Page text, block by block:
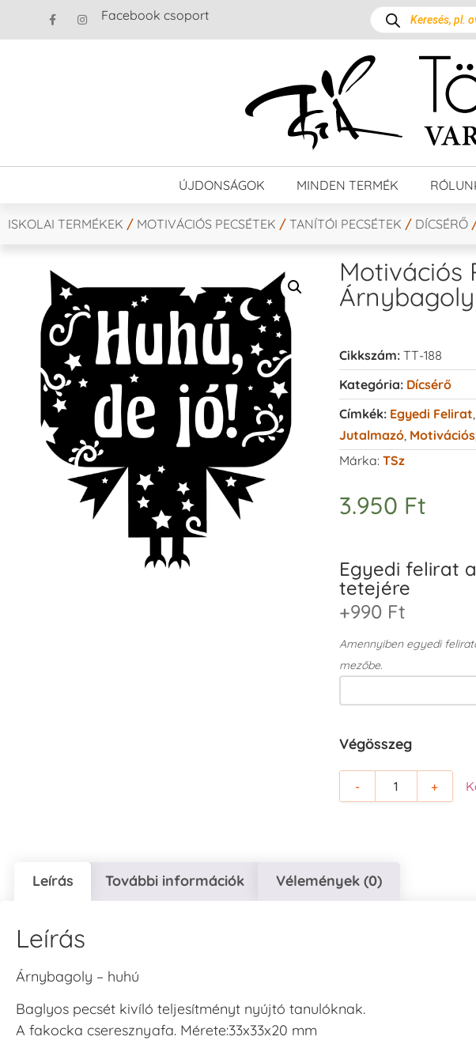
Facebook csoport
ÚJDONSÁGOK MINDEN TERMÉK
ISKOLAI TERMÉKEK / MOTIVÁCIÓS PECSÉTEK / TANÍTÓI PECSÉTEK / DÍCSÉRŐ
Motivációs
Cikkszám: TT-188
Kategória: Dícsérő
Címkék: Egyedi Felirat
Jutalmazó, Motivációs,
Márka: TSz
3.950 Ft
Egyedi felirat
tetejére
+990 Ft
Amennyiben egyedi
mezőbe.
Végösszeg
- +
Leírás További információk Vélemények (0)
Leírás
Árnybagoly – huhú
Baglyos pecsét kivíló teljesítményt nyújtó tanulóknak.
A fakocka cseresznyafa. Mérete:33x33x20 mm